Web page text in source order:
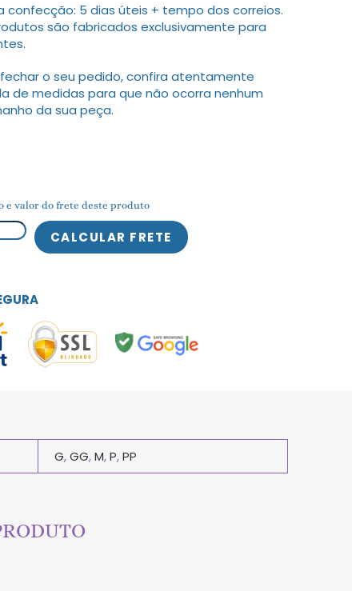
confecção: 5 dias úteis + tempo dos correios.
são fabricados exclusivamente para
o seu pedido, confira atentamente
de medidas para que não ocorra nenhum
da sua peça.
e valor do frete deste produto
G,GG,M,P,PP